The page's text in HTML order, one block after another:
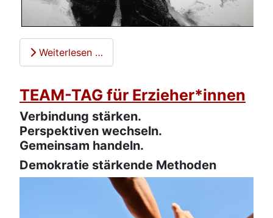
Weiterlesen …
TEAM-TAG für Erzieher*innen
Verbindung stärken.
Perspektiven wechseln.
Gemeinsam handeln.
Demokratie stärkende Methoden